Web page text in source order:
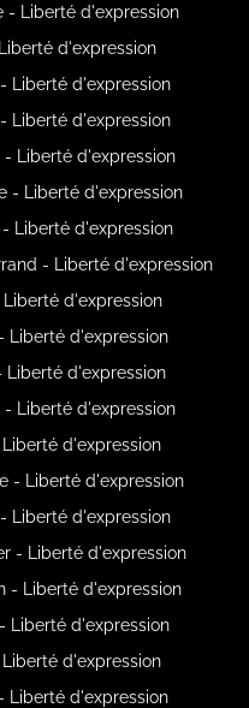
- Liberté d'expression
d'expression
Liberté d'expression
Liberté d'expression
- Liberté d'expression
- Liberté d'expression
Liberté d'expression
- Liberté d'expression
d'expression
Liberté d'expression
Liberté d'expression
- Liberté d'expression
d'expression
- Liberté d'expression
Liberté d'expression
- Liberté d'expression
- Liberté d'expression
Liberté d'expression
d'expression
Liberté d'expression